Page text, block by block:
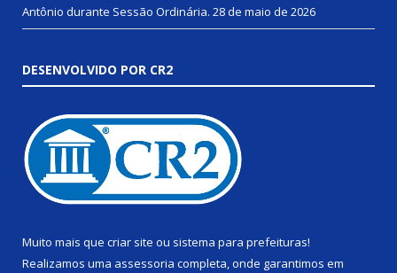
Antônio durante Sessão Ordinária. 28 de maio de 2026
DESENVOLVIDO POR CR2
Muito mais que criar site ou sistema para prefeituras!
Realizamos uma assessoria completa, onde garantimos em